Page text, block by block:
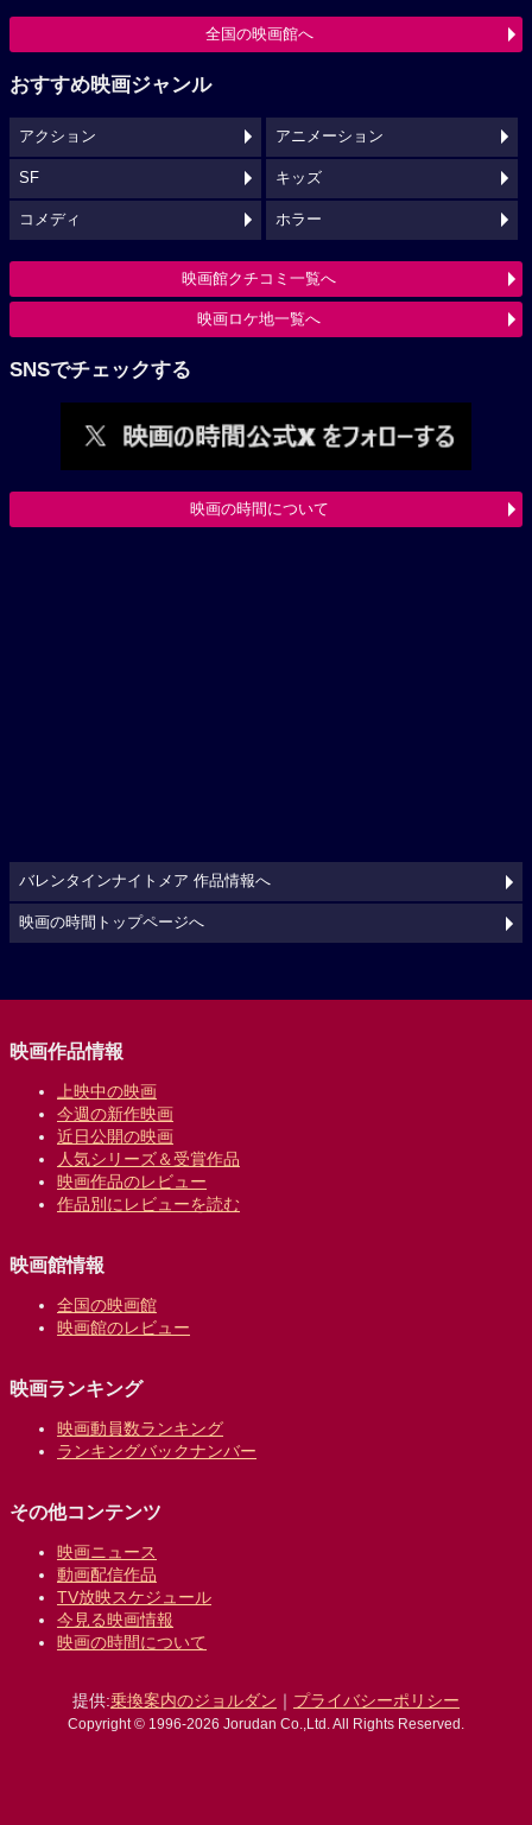
全国の映画館へ
おすすめ映画ジャンル
アクション アニメーション
SF キッズ
コメディ ホラー
映画館クチコミ一覧へ
映画ロケ地一覧へ
SNSでチェックする
映画の時間について
バレンタインナイトメア 作品情報へ
映画の時間トップページへ
映画作品情報
上映中の映画
今週の新作映画
近日公開の映画
人気シリーズ＆受賞作品
映画作品のレビュー
作品別にレビューを読む
映画館情報
全国の映画館
映画館のレビュー
映画ランキング
映画動員数ランキング
ランキングバックナンバー
その他コンテンツ
映画ニュース
動画配信作品
TV放映スケジュール
今見る映画情報
映画の時間について
提供:乗換案内のジョルダン ｜ プライバシーポリシー
Copyright © 1996-2026 Jorudan Co.,Ltd. All Rights Reserved.